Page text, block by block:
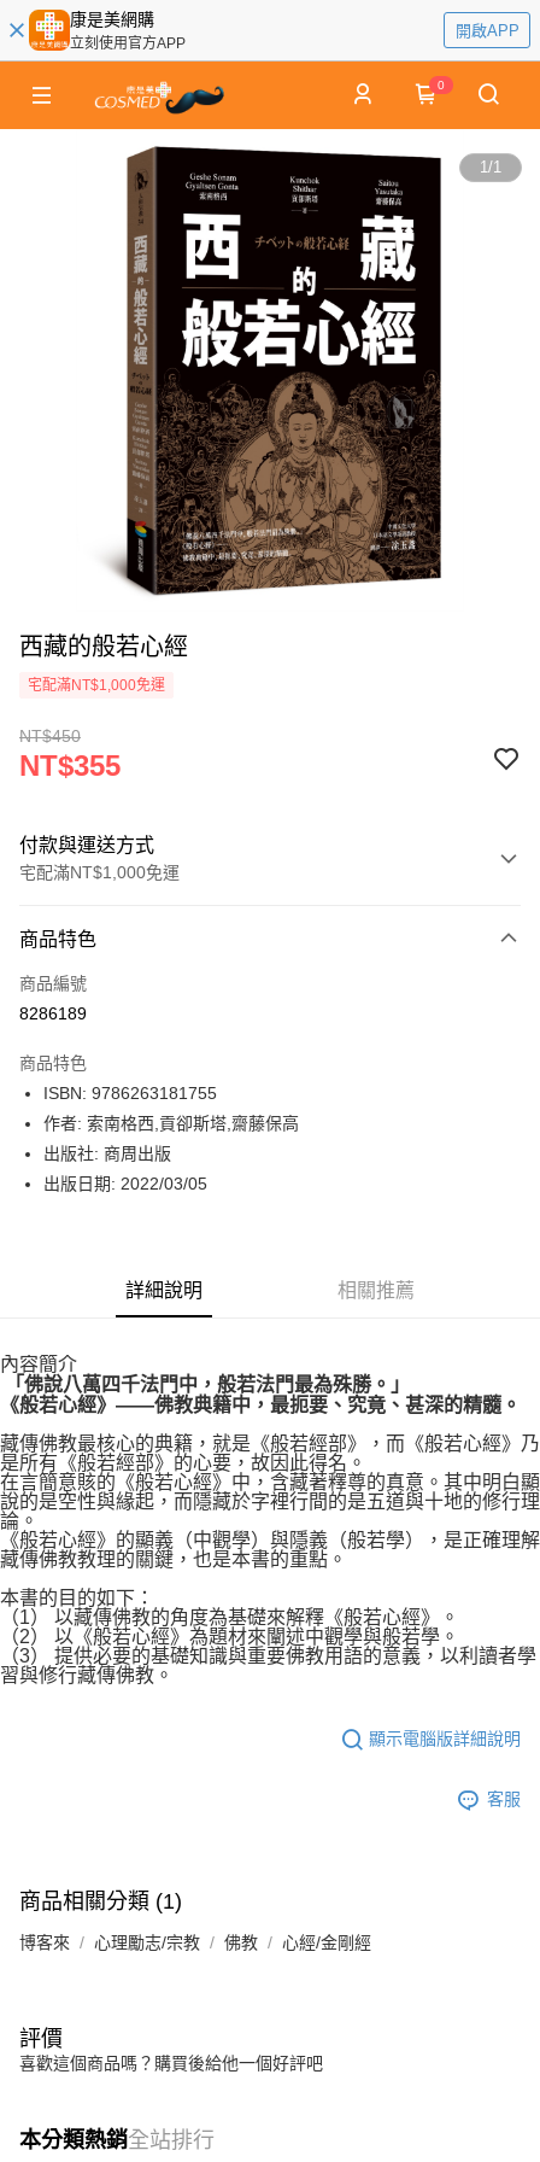
康是美網購
立刻使用官方APP
開啟APP
0
1/1
西藏的般若心經
宅配滿NT$1,000免運
NT$450
NT$355
付款與運送方式
宅配滿NT$1,000免運
icash Pay
信用卡一次付款
LINE Pay
Apple Pay
街口支付
博客來商品配送方式
每筆NT$80，滿NT$1,000(含以上)免運費
商品特色
商品編號
8286189
商品特色
ISBN: 9786263181755
作者: 索南格西,貢卻斯塔,齋藤保高
出版社: 商周出版
出版日期: 2022/03/05
詳細說明 相關推薦
內容簡介
「佛說八萬四千法門中，般若法門最為殊勝。」
《般若心經》——佛教典籍中，最扼要、究竟、甚深的精髓。
藏傳佛教最核心的典籍，就是《般若經部》，而《般若心經》乃
是所有《般若經部》的心要，故因此得名。
在言簡意賅的《般若心經》中，含藏著釋尊的真意。其中明白顯
說的是空性與緣起，而隱藏於字裡行間的是五道與十地的修行理
論。
《般若心經》的顯義（中觀學）與隱義（般若學），是正確理解
藏傳佛教教理的關鍵，也是本書的重點。
本書的目的如下：
（1） 以藏傳佛教的角度為基礎來解釋《般若心經》。
（2） 以《般若心經》為題材來闡述中觀學與般若學。
（3） 提供必要的基礎知識與重要佛教用語的意義，以利讀者學
習與修行藏傳佛教。
顯示電腦版詳細說明
客服
商品相關分類 (1)
博客來 心理勵志/宗教 佛教 心經/金剛經
評價
喜歡這個商品嗎？購買後給他一個好評吧
本分類熱銷全站排行